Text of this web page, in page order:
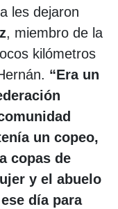
les dejaron
, miembro de la
kilómetros
“Era un
un copeo,
copas de
y el abuelo
día para